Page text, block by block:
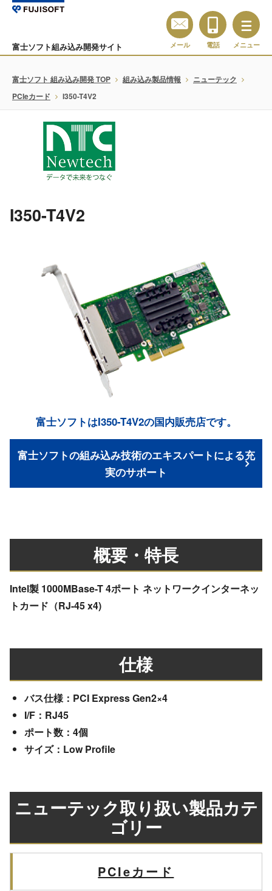
富士ソフト組み込み開発サイト メール 電話 メニュー
富士ソフト 組み込み開発 TOP 組み込み製品情報
ニューテック
PCIeカード
I350-T4V2
I350-T4V2
富士ソフトはI350-T4V2の国内販売店です。
富士ソフトの組み込み技術のエキスパートによる充
実のサポート
概要・特長
Intel製 1000MBase-T 4ポート ネットワークインターネッ
トカード（RJ-45 x4)
仕様
バス仕様：PCI Express Gen2×4
I/F：RJ45
ポート数：4個
サイズ：Low Profile
ニューテック取り扱い製品カテ
ゴリー
PCIeカード